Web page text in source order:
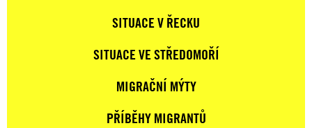
SITUACE V ŘECKU
SITUACE VE STŘEDOMOŘÍ
MIGRAČNÍ MÝTY
PŘÍBĚHY MIGRANTŮ